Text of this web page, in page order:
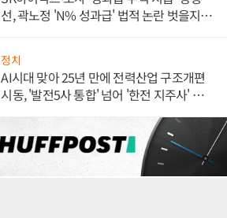
선, 곽노정 'N% 성과급' 법적 논란 벗을지 주
정치
AI시대 맞아 25년 만에 전력산업 구조개편
시동, '발전5사 통합' 넘어 '한전 지주사' 재편